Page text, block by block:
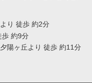
り 徒歩 約2分
歩 約9分
陽ヶ丘より 徒歩 約11分